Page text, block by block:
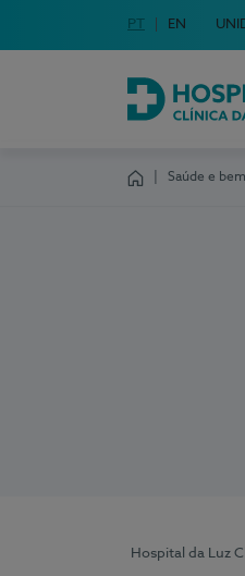
Escolha o seu
Idioma em
PT English
EN
Hospital da
Saúde e
Hospital da Luz